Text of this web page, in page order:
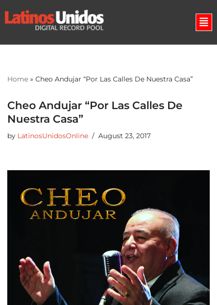
Skip
Home » Cheo Andujar “Por Las Calles De Nuestra Casa”
Cheo Andujar “Por Las Calles De
Nuestra Casa”
by LatinosUnidosOnline August 23, 2017